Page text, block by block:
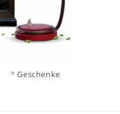
° Geschenke